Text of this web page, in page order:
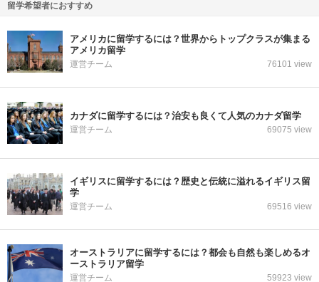
留学希望者におすすめ
アメリカに留学するには？世界からトップクラスが集まる
アメリカ留学
運営チーム 76101 view
カナダに留学するには？治安も良くて人気のカナダ留学
運営チーム 69075 view
イギリスに留学するには？歴史と伝統に溢れるイギリス留
学
運営チーム 69516 view
オーストラリアに留学するには？都会も自然も楽しめるオ
ーストラリア留学
運営チーム 59923 view